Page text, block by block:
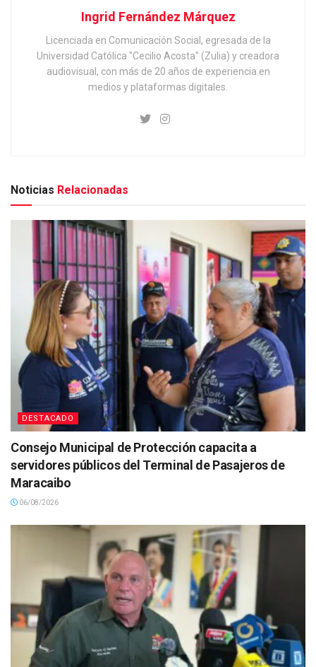
Ingrid Fernández Márquez
Licenciada en Comunicación Social, egresada de la
Universidad Católica "Cecilio Acosta" (Zulia) y creadora
audiovisual, con más de 20 años de experiencia en
medios y plataformas digitales.
Noticias Relacionadas
DESTACADO
Consejo Municipal de Protección capacita a
servidores públicos del Terminal de Pasajeros de
Maracaibo
06/08/2026